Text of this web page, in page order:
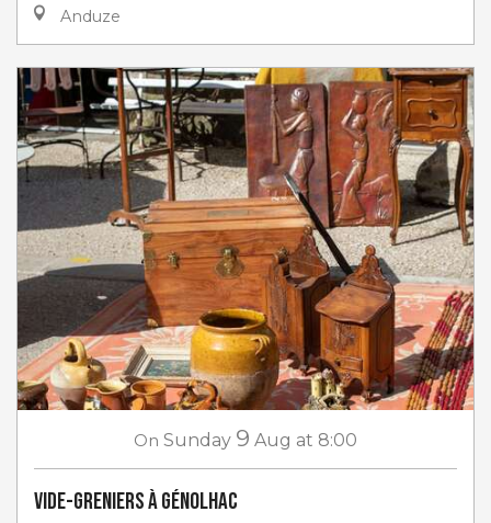
Anduze
On Sunday 9 Aug at 8:00
Vide-greniers à Génolhac